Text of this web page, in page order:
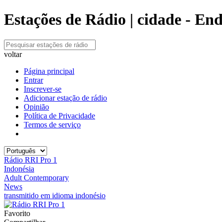
Estações de Rádio | cidade -
voltar
Página principal
Entrar
Inscrever-se
Adicionar estação de rádio
Opinião
Política de Privacidade
Termos de serviço
Rádio RRI Pro 1
Indonésia
Adult Contemporary
News
transmitido em idioma indonésio
Favorito